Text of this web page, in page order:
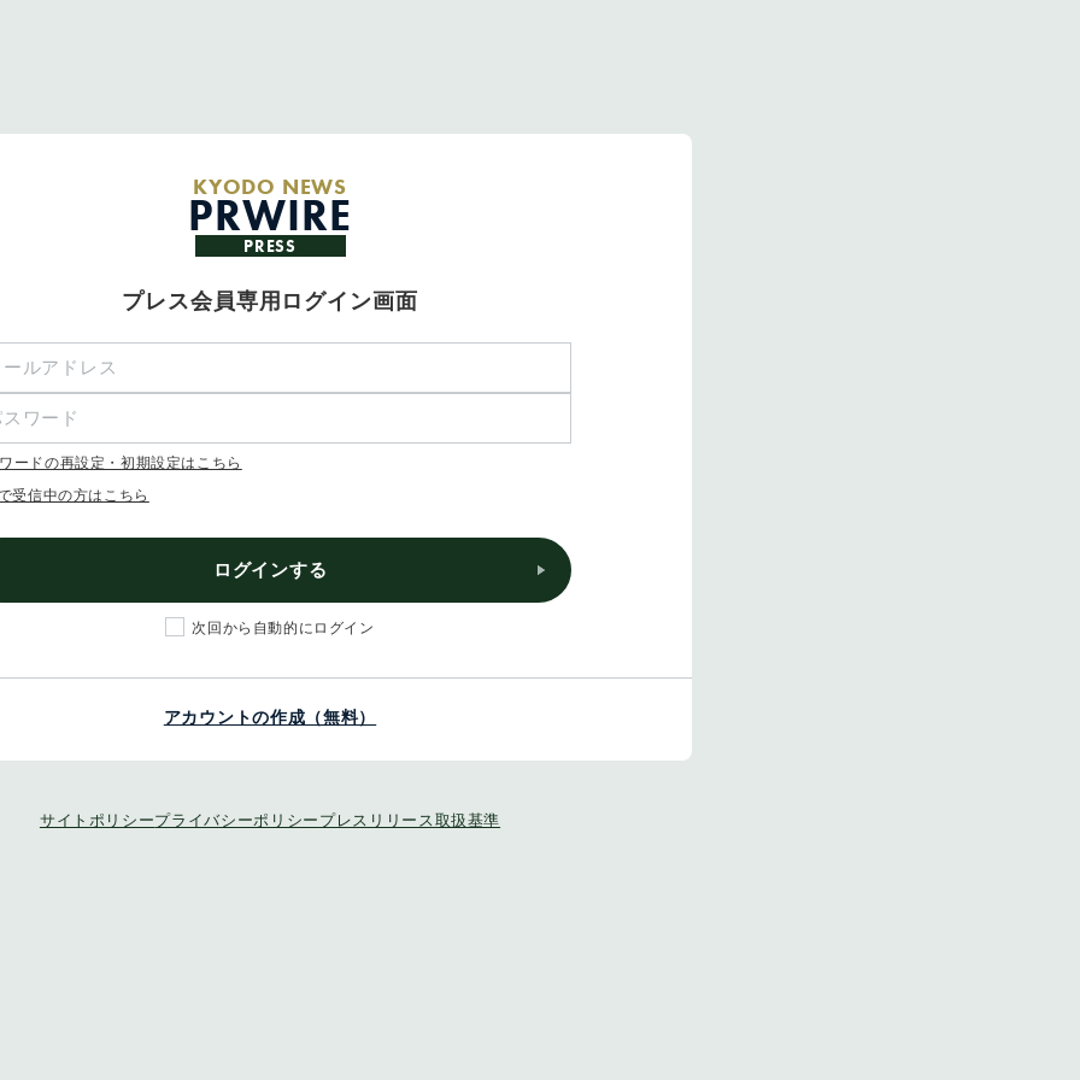
KYODO NEWS
PRWIRE
PRESS
プレス会員専用ログイン画面
ードの再設定・初期設定はこちら
受信中の方はこちら
ログインする
次回から自動的にログイン
アカウントの作成（無料）
サイトポリシープライバシーポリシー プレスリリース取扱基準